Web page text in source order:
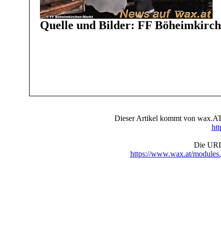
Quelle und Bilder: FF
Dieser Artikel kommt von
Die
https://www.wax.at/